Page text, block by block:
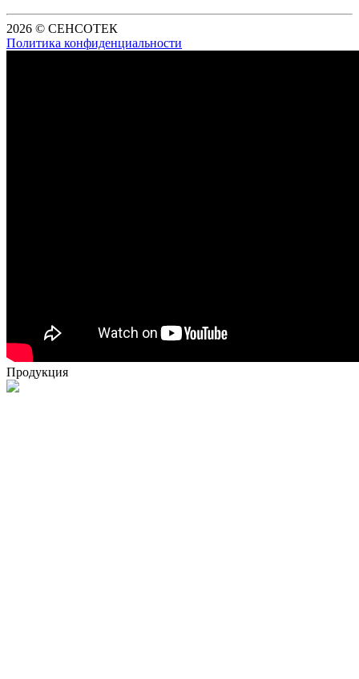
2026 © СЕНСОТЕК
Политика конфиденциальности
Продукция